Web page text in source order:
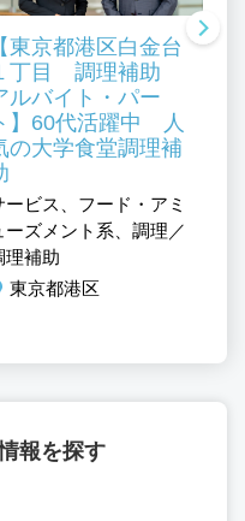
【東京都港区白金台
丁目 調理補助
ルバイト・パー
】60代活躍中 人
の大学食堂調理補
ービス、フード・アミ
ーズメント系、調理／
理補助
東京都港区
報を探す